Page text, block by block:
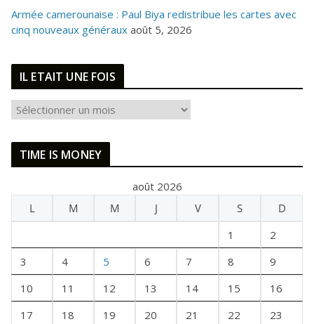
Armée camerounaise : Paul Biya redistribue les cartes avec
cinq nouveaux généraux août 5, 2026
IL ETAIT UNE FOIS
E
I
U
F
TIME IS MONEY
août 2026
L
M M J V S
D
1
2
3
4 5 6 7 8
9
10
11 12 13 14 15
16
17
18 19 20 21 22
23